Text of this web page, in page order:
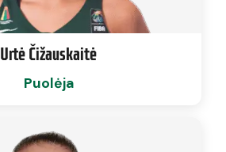
Urtė Čižauskaitė
Puolėja